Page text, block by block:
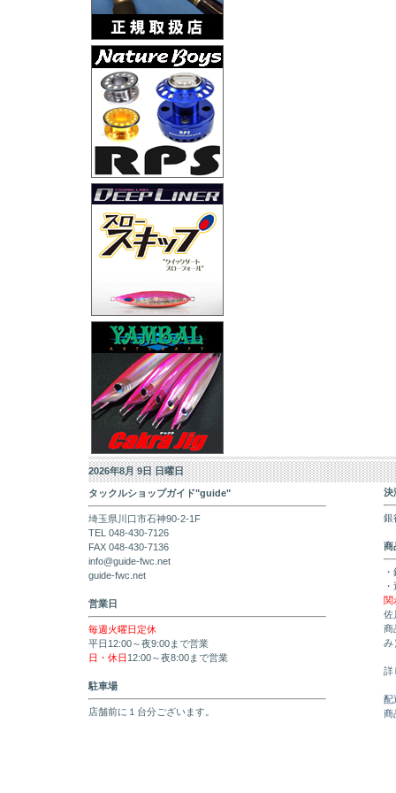
2026年8月 9日 日曜日
タックルショップガイド"guide"
埼玉県川口市石神90-2-1F
TEL 048-430-7126
FAX 048-430-7136
info@guide-fwc.net
guide-fwc.net
営業日
毎週火曜日定休
平日12:00～夜9:00まで営業
日・休日 12:00～夜8:00まで営業
駐車場
店舗前に１台分ございます。
決
銀
商
関
佐
商
み
詳
配
商